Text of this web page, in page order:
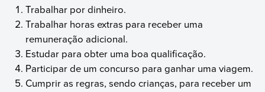
Trabalhar por dinheiro.
Trabalhar horas extras para receber uma
remuneração adicional.
Estudar para obter uma boa qualificação.
Participar de um concurso para ganhar uma viagem.
Cumprir as regras, sendo crianças, para receber um